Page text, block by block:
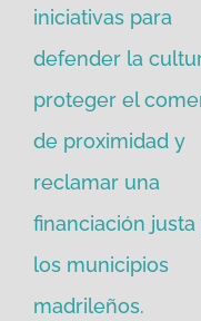
iniciativas para
defender la
proteger el
de proximidad y
reclamar una
financiación justa
los municipios
madrileños.